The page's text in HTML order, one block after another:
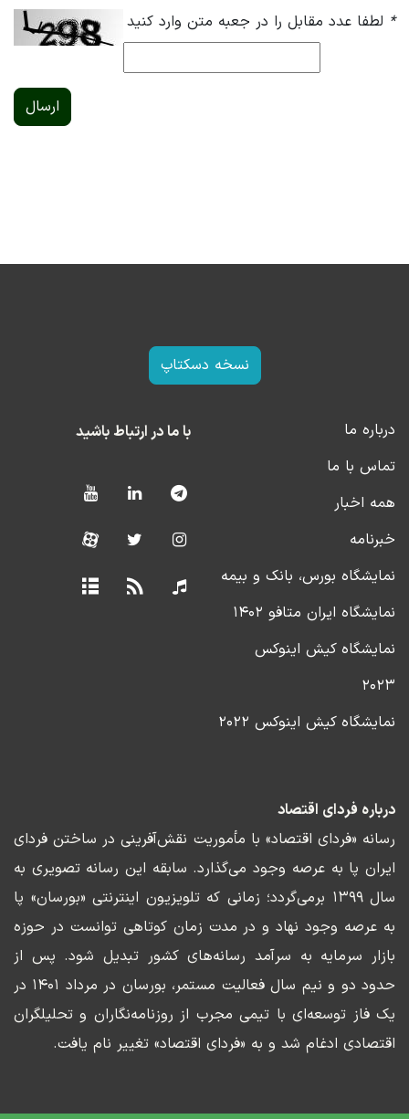
* لطفا عدد مقابل را در جعبه متن وارد کنید
ارسال
نسخه دسکتاپ
درباره ما
تماس با ما
همه اخبار
خبرنامه
نمایشگاه بورس، بانک و بیمه
نمایشگاه ایران متافو ۱۴۰۲
نمایشگاه کیش اینوکس
۲۰۲۳
نمایشگاه کیش اینوکس ۲۰۲۲
با ما در ارتباط باشید
درباره فردای اقتصاد
رسانه «فردای اقتصاد» با مأموریت نقش‌آفرینی در ساختن فردای
ایران پا به عرصه وجود می‌گذارد. سابقه این رسانه تصویری به
سال ۱۳۹۹ برمی‌گردد؛ زمانی که تلویزیون اینترنتی «بورسان» پا
به عرصه وجود نهاد و در مدت زمان کوتاهی توانست در حوزه
بازار سرمایه به سرآمد رسانه‌های کشور تبدیل شود. پس از
حدود دو و نیم سال فعالیت مستمر، بورسان در مرداد ۱۴۰۱ در
یک فاز توسعه‌ای با تیمی مجرب از روزنامه‌نگاران و تحلیلگران
اقتصادی ادغام شد و به «فردای اقتصاد» تغییر نام یافت.